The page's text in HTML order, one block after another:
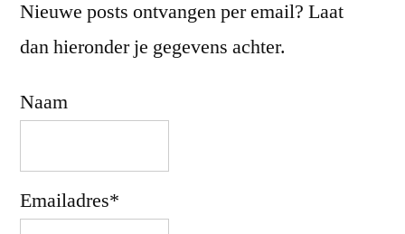
Nieuwe posts ontvangen per email? Laat
dan hieronder je gegevens achter.
Naam
Emailadres*